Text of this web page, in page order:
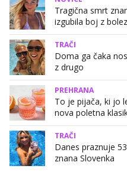
Tragična smrt
izgubila boj z
TRAČI
Doma ga čaka
z drugo
PREHRANA
To je pijača, ki jo
nova poletna
TRAČI
Danes praznuje
znana Slovenka